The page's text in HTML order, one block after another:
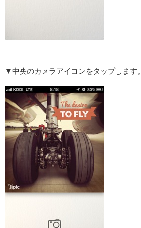
▼中央のカメラアイコンをタップします。